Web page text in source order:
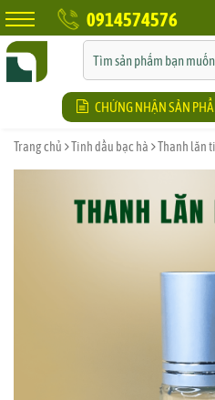
0914574576
CHỨNG NHẬN SẢN
Trang chủ Tinh dầu bạc hà Thanh lăn